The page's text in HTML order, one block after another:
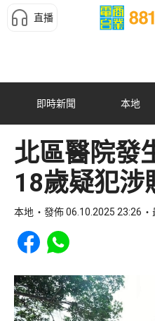
直播
即時新聞 本地
北區醫院發
18歲疑犯涉
本地 發佈 06.10.2025 23:26
Share to Facebook
Share to WhatsApp